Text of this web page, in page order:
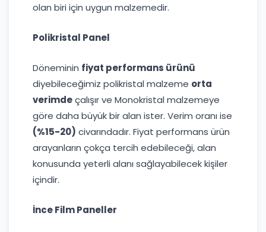
olan biri için uygun malzemedir.
Polikristal Panel
Döneminin fiyat performans ürünü
diyebileceğimiz polikristal malzeme orta
verimdeçalışır ve Monokristal malzemeye
göre daha büyük bir alan ister. Verim oranı ise
(%15-20) civarındadır. Fiyat performans ürün
arayanların çokça tercih edebileceği, alan
konusunda yeterli alanı sağlayabilecek kişiler
içindir.
İnce Film Paneller